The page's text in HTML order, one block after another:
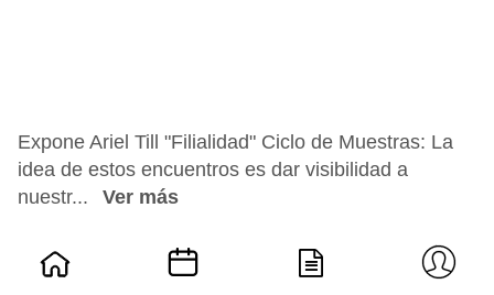
Expone Ariel Till "Filialidad" Ciclo de Muestras: La
idea de estos encuentros es dar visibilidad a
nuestr...
Ver más